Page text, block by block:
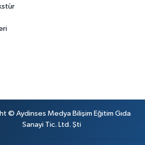
© Aydinses Medya Bilişim Eğitim Gıda
Sanayi Tic. Ltd. Şti